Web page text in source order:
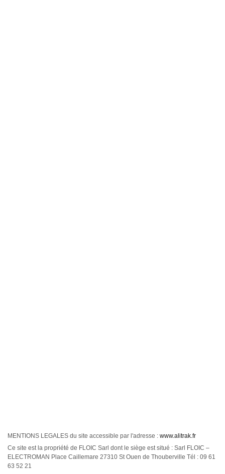
MENTIONS LEGALES du site accessible par l'adresse : www.alitrak.fr
Ce site est la propriété de FLOIC Sarl dont le siège est situé : Sarl FLOIC –
ELECTROMAN Place Caillemare 27310 St Ouen de Thouberville Tél : 09 61
63 52 21